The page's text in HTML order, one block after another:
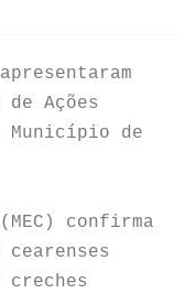
de Ações
de
confirma
creches